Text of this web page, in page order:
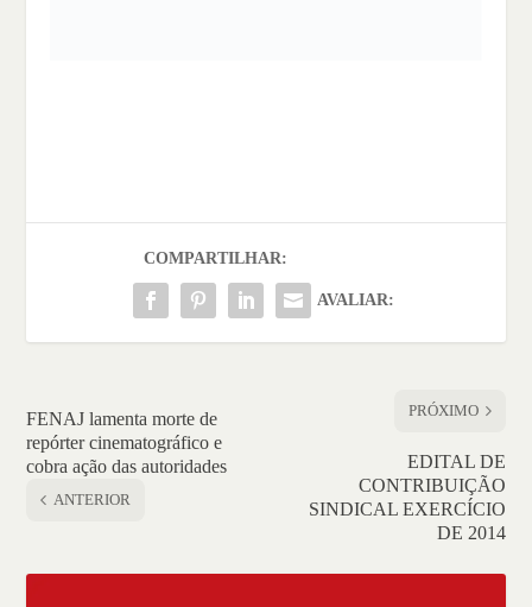
COMPARTILHAR:
AVALIAR:
FENAJ lamenta morte de
repórter cinematográfico e
cobra ação das autoridades
ANTERIOR
PRÓXIMO
EDITAL DE
CONTRIBUIÇÃO
SINDICAL EXERCÍCIO
DE 2014